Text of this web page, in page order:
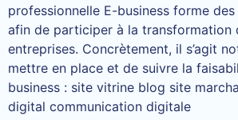
professionnelle E-business forme
afin de participer à la transformation
entreprises. Concrètement, il s’agit
mettre en place et de suivre la
business : site vitrine blog site
digital communication digitale